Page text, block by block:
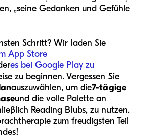
„seine Gedanken und Gefühle
Schritt? Wir laden Sie
App Store
es bei Google Play zu
zu beginnen. Vergessen Sie
auszuwählen, um die7-tägige
und die volle Palette an
Reading Blubs, zu nutzen.
zum freudigsten Teil